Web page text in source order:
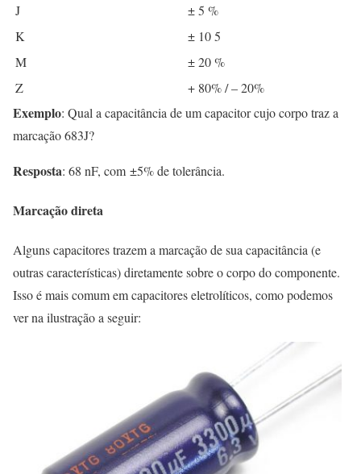
J
± 5 %
K
± 10 5
M
± 20 %
Z
+ 80% / – 20%
Exemplo: Qual a capacitância de um capacitor cujo corpo traz a
marcação 683J?
Resposta: 68 nF, com ±5% de tolerância.
Marcação direta
Alguns capacitores trazem a marcação de sua capacitância (e
outras características) diretamente sobre o corpo do componente.
Isso é mais comum em capacitores eletrolíticos, como podemos
ver na ilustração a seguir: